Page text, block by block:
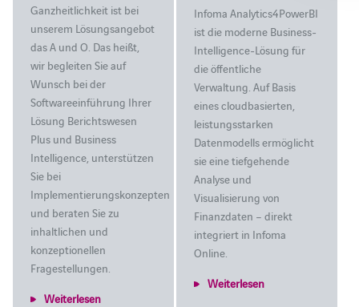
Ganzheitlichkeit ist bei
unserem Lösungsangebot
das A und O. Das heißt,
wir begleiten Sie auf
Wunsch bei der
Softwareeinführung Ihrer
Lösung Berichtswesen
Plus und Business
Intelligence, unterstützen
Sie bei
Implementierungskonzepten
und beraten Sie zu
inhaltlichen und
konzeptionellen
Fragestellungen.
Weiterlesen
Infoma Analytics4PowerBI
ist die moderne Business-
Intelligence-Lösung für
die öffentliche
Verwaltung. Auf Basis
eines cloudbasierten,
leistungsstarken
Datenmodells ermöglicht
sie eine tiefgehende
Analyse und
Visualisierung von
Finanzdaten – direkt
integriert in Infoma
Online.
Weiterlesen